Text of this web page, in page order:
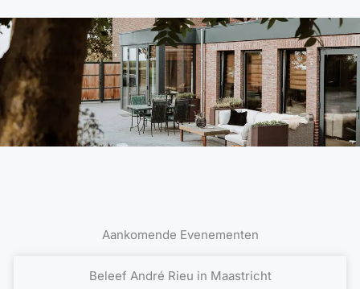
Aankomende Evenementen
Beleef André Rieu in Maastricht